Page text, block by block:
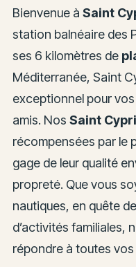
Bienvenue à Saint
station balnéaire des
ses 6 kilomètres de
Méditerranée, Saint
exceptionnel pour
amis. Nos Saint
récompensées par le
gage de leur qualité
propreté. Que vous
nautiques, en quête
d’activités familiales,
répondre à toutes